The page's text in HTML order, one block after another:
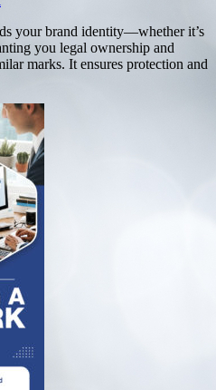
your brand identity—whether it’s
you legal ownership and
marks. It ensures protection and